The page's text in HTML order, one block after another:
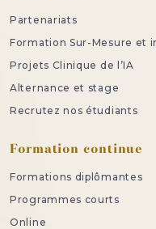
Partenariats
Formation Sur-Mesure et
Projets Clinique de l’IA
Alternance et stage
Recrutez nos étudiants
Formation continue
Formations diplômantes
Programmes courts
Online